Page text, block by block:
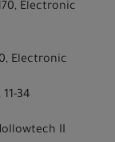
Electronic
Electronic
34
II